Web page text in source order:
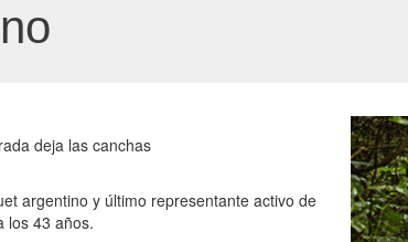
deja las canchas
argentino y último representante activo de
los 43 años.